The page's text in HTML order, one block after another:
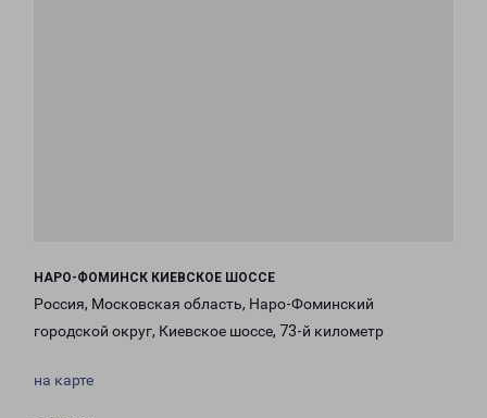
НАРО-ФОМИНСК КИЕВСКОЕ ШОССЕ
Россия, Московская область, Наро-Фоминский
городской округ, Киевское шоссе, 73-й километр
на карте